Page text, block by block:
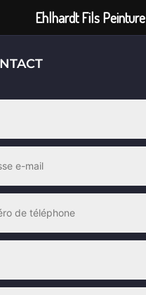
Ehlhardt Fils Peinture